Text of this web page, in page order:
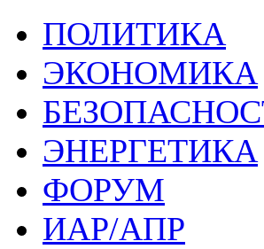
ПОЛИТИКА
ЭКОНОМИКА
ЭНЕРГЕТИКА
ФОРУМ
ИАР/АПР